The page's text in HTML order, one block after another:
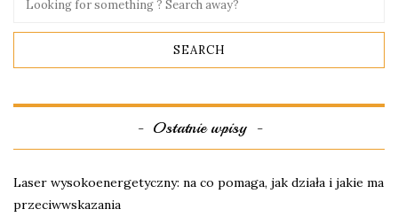
Ostatnie wpisy
Laser wysokoenergetyczny: na co pomaga, jak działa i jakie ma
przeciwwskazania